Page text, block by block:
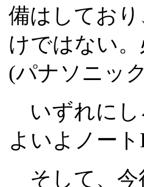
備はしてお
けではない
(パナソニッ
いずれにし
よいよノー
そして、今